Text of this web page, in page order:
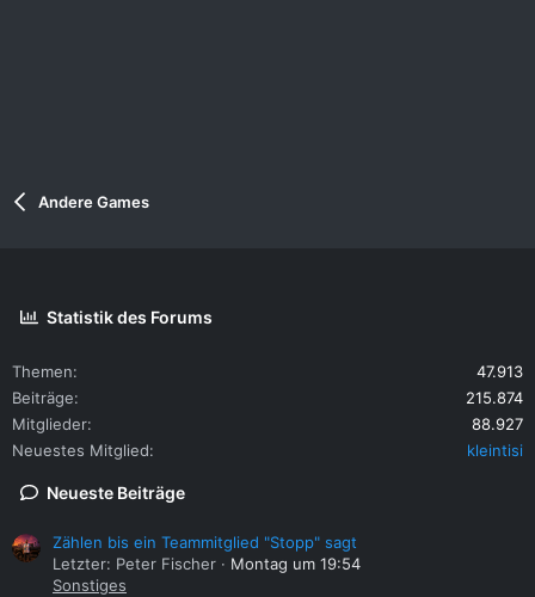
Andere Games
Statistik des Forums
Themen
47.913
Beiträge
215.874
Mitglieder
88.927
Neuestes Mitglied
kleintisi
Neueste Beiträge
Zählen bis ein Teammitglied "Stopp" sagt
Letzter: Peter Fischer
Montag um 19:54
Sonstiges